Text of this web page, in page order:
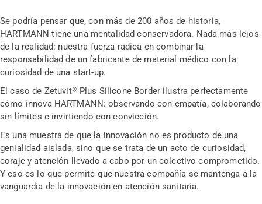
Se podría pensar que, con más de 200 años de historia,
HARTMANN tiene una mentalidad conservadora. Nada más lejos
de la realidad: nuestra fuerza radica en combinar la
responsabilidad de un fabricante de material médico con la
curiosidad de una start-up.
El caso de Zetuvit® Plus Silicone Border ilustra perfectamente
cómo innova HARTMANN: observando con empatía, colaborando
sin límites e invirtiendo con convicción.
Es una muestra de que la innovación no es producto de una
genialidad aislada, sino que se trata de un acto de curiosidad,
coraje y atención llevado a cabo por un colectivo comprometido.
Y eso es lo que permite que nuestra compañía se mantenga a la
vanguardia de la innovación en atención sanitaria.